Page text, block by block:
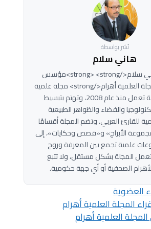
نُشر بواسطة
هاني سلام
<strong>هاني سلام</strong> <strong>مؤسس
ورئيس تحرير المجلة العلمية أهرام</strong> مجلة علمية
عربية مستقلة تعمل منذ عام 2008، وتهتم بتبسيط
والفضاء والظواهر الطبيعية
للقارئ العربي. وتضم المجلة أقسامًا
الأبراج» و«قصص وحكايات»، إلى
علمية تجمع بين المعرفة وروح
المجلة بشكل مستقل، ولا تتبع
الصحفية أو أي جهة حكومية.